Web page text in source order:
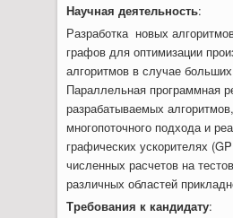
Научная деятельность:
Разработка новых
графов для оптимизации
алгоритмов в случае
Параллельная программная
разрабатываемых
многопоточного подхода и
графических ускорителях
численных расчетов на
различных областей
Требования к кандидату: